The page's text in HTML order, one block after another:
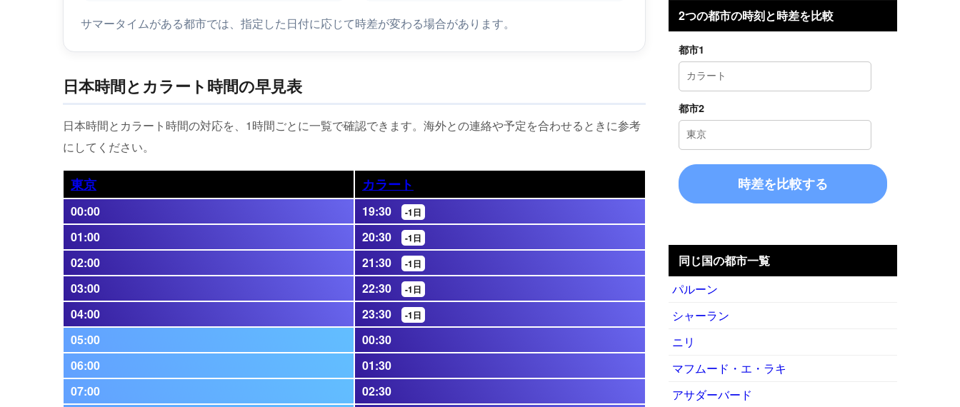
サマータイムがある都市では、指定した日付に応じて時差が変わる場合があります。
日本時間とカラート時間の早見表
日本時間とカラート時間の対応を、1時間ごとに一覧で確認できます。海外との連絡や予定を合わせるときに参考
にしてください。
東京 カラート
00:00 19:30 -1日
01:00 20:30 -1日
02:00 21:30 -1日
03:00 22:30 -1日
04:00 23:30 -1日
05:00
00:30
06:00
01:30
07:00
02:30
2つの都市の時刻と時差を比較
都市1
都市2
時差を比較する
同じ国の都市一覧
パルーン
シャーラン
ニリ
マフムード・エ・ラキ
アサダーバード